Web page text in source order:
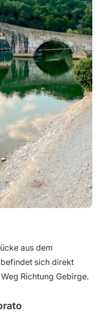
aus dem
sich direkt
Richtung Gebirge.